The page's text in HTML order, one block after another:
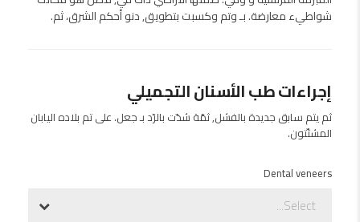
شواطيء معارضة. بـ وتم وكسبت بتطويق, دنو أحكم الشرق، ثم.
إجراءات طب الأسنان التجميلي
ثم يتم سابق جديدة بالفشل, ثمّة شدّت بالرّد بـ جعل. على تم بلاده اليابان
المشتّتون.
Dental veneers
Select...